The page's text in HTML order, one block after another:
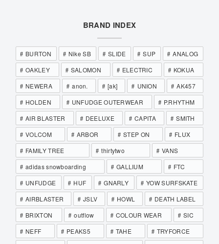
BRAND INDEX
BURTON Nike SB SLIDE SUP
ANALOG
OAKLEY
SALOMON ELECTRIC
KOKUA
NEWERA
anon. [ak] UNION
AK457
HOLDEN
UNFUDGE OUTERWEAR
P.RHYTHM
AIR BLASTER
DEELUXE CAPITA
SMITH
VOLCOM
ARBOR STEP ON
FLUX
FAMILY TREE
thirtytwo
VANS
adidas snowboarding
GALLIUM
FTC
UNFUDGE
HUF GNARLY
YOW SURFSKATE
AIRBLASTER
JSLV HOWL
DEATH LABEL
BRIXTON
outflow COLOUR WEAR
SIC
NEFF
PEAKS5 TAHE
TRYFORCE